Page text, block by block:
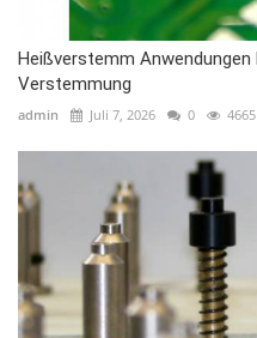
Heißverstemm
Verstemmung
admin Juli 7, 2026 0 4665